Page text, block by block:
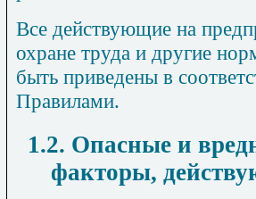
Все действующие на
охране труда и другие
быть приведены в
Правилами.
1.2. Опасные и
факторы,